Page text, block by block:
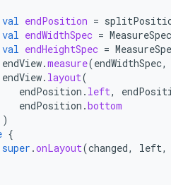
val endPosition =
val endWidthSpec = MeasureSpec
val endHeightSpec =
endView.measure(endWidthSpec,
endView. layout(
endPosition . left,
endPosition .bottom
)
{
super .onLayout(changed, left,